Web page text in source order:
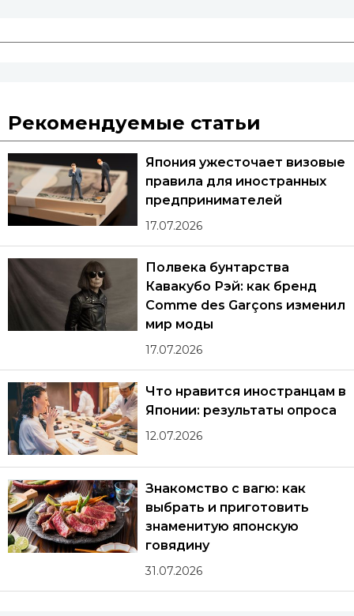
Рекомендуемые статьи
Япония ужесточает визовые
правила для иностранных
предпринимателей
17.07.2026
Полвека бунтарства
Кавакубо Рэй: как бренд
Comme des Garçons изменил
мир моды
17.07.2026
Что нравится иностранцам в
Японии: результаты опроса
12.07.2026
Знакомство с вагю: как
выбрать и приготовить
знаменитую японскую
говядину
31.07.2026